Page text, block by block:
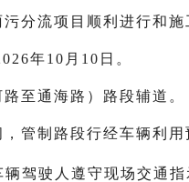
分流项目顺利进行和施
年10月10日。
至通海路）路段辅道。
管制路段行经车辆利用
驾驶人遵守现场交通